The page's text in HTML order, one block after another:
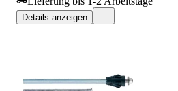
Details anzeigen